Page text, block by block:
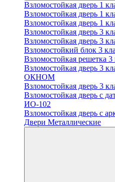
Взломостойкая дверь 1
Взломостойкая дверь 1
Взломостойкая дверь
Взломостойкая дверь 3
Взломостойкая дверь 3
Взломостойкий блок 3
Взломостойкая решетка 3
Взломостойкая дверь
ОКНОМ
Взломостойкая дверь
Взломостойкая дверь
ИО-102
Взломостойкая дверь с
Двери Металлические